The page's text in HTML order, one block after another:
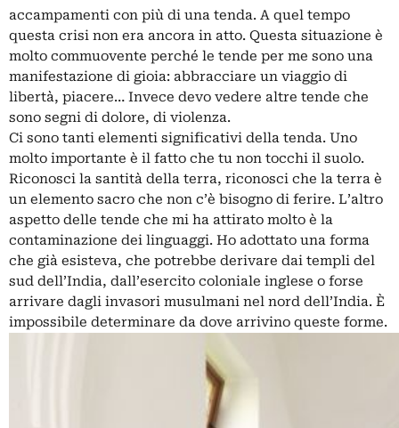
accampamenti con più di una tenda. A quel tempo
questa crisi non era ancora in atto. Questa situazione è
molto commuovente perché le tende per me sono una
manifestazione di gioia: abbracciare un viaggio di
libertà, piacere… Invece devo vedere altre tende che
sono segni di dolore, di violenza.
Ci sono tanti elementi significativi della tenda. Uno
molto importante è il fatto che tu non tocchi il suolo.
Riconosci la santità della terra, riconosci che la terra è
un elemento sacro che non c’è bisogno di ferire. L’altro
aspetto delle tende che mi ha attirato molto è la
contaminazione dei linguaggi. Ho adottato una forma
che già esisteva, che potrebbe derivare dai templi del
sud dell’India, dall’esercito coloniale inglese o forse
arrivare dagli invasori musulmani nel nord dell’India. È
impossibile determinare da dove arrivino queste forme.